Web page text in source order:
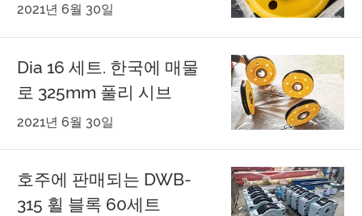
2021년 6월 30일
Dia 16 세트. 한국에 매물
로 325mm 풀리 시브
2021년 6월 30일
호주에 판매되는 DWB-
315 휠 블록 60세트